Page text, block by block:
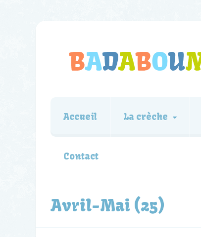
Accueil La crèche
Contact
Avril-Mai (25)